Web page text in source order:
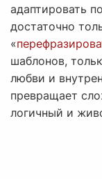
адаптировать
достаточно
«
шаблонов,
любви и
превращает
логичный и